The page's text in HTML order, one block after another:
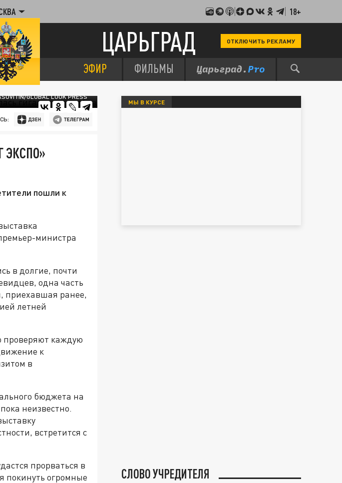
18+
ЦАРЬГРАД ОТКЛЮЧИТЬ РЕКЛАМУ
ЭФИР ФИЛЬМЫ
GLOBAL LOOK PRESS
ЭКСПО»
пошли к
министра
в долгие, почти
одна часть
приехавшая ранее,
летней
проверяют каждую
к
в
бюджета на
неизвестно.
встретится с
прорваться в
покинуть огромные
МЫ В КУРСЕ
СЛОВО УЧРЕДИТЕЛЯ